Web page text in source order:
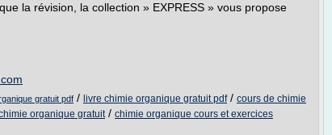
la révision, la collection » EXPRESS » vous propose
gratuit pdf / livre chimie organique gratuit pdf/ cours de chimie
organique gratuit/ chimie organique cours et exercices